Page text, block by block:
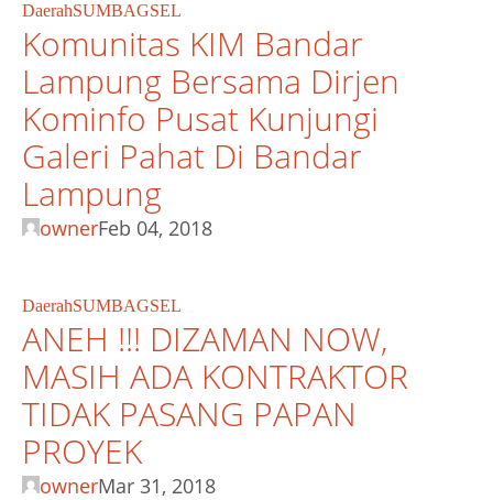
DaerahSUMBAGSEL
Komunitas KIM Bandar
Lampung Bersama Dirjen
Kominfo Pusat Kunjungi
Galeri Pahat Di Bandar
Lampung
ownerFeb 04, 2018
DaerahSUMBAGSEL
ANEH !!! DIZAMAN NOW,
MASIH ADA KONTRAKTOR
TIDAK PASANG PAPAN
PROYEK
ownerMar 31, 2018